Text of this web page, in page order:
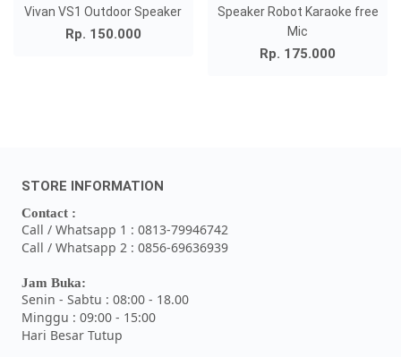
Vivan VS1 Outdoor Speaker
Rp. 150.000
Speaker Robot Karaoke free
Mic
Rp. 175.000
STORE INFORMATION
Contact :
Call / Whatsapp 1 : 0813-79946742
Call / Whatsapp 2 : 0856-69636939
Jam Buka:
Senin - Sabtu : 08:00 - 18.00
Minggu : 09:00 - 15:00
Hari Besar Tutup